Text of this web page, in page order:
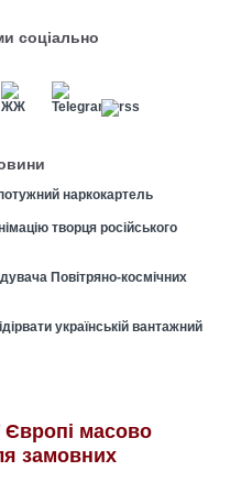
соціально
наркокартель
творця російського
Повітряно-космічних
українській вантажний
Європі масово
замовних